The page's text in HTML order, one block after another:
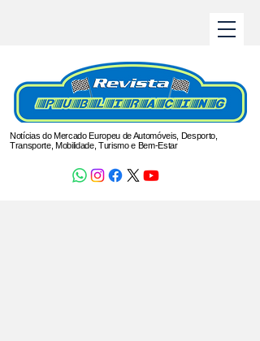
Notícias do Mercado Europeu de Automóveis, Desporto,
Transporte, Mobilidade, Turismo e Bem-Estar